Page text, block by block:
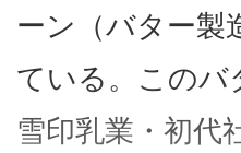
ーン（バター製
ている。このバ
雪印乳業・初代